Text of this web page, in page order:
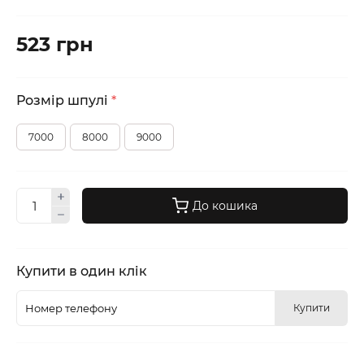
523 грн
Розмір шпулі *
7000 8000 9000
До кошика
Купити в один клік
Купити